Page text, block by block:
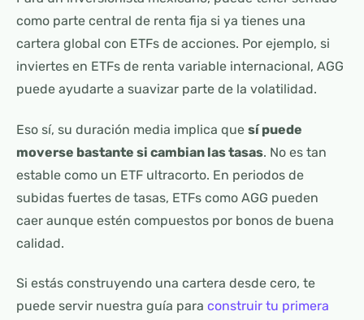
como parte central de renta fija si ya tienes una
cartera global con ETFs de acciones. Por ejemplo, si
inviertes en ETFs de renta variable internacional, AGG
puede ayudarte a suavizar parte de la volatilidad.
Eso sí, su duración media implica que sí puede
moverse bastante si cambian las tasas. No es tan
estable como un ETF ultracorto. En periodos de
subidas fuertes de tasas, ETFs como AGG pueden
caer aunque estén compuestos por bonos de buena
calidad.
Si estás construyendo una cartera desde cero, te
puede servir nuestra guía para construir tu primera